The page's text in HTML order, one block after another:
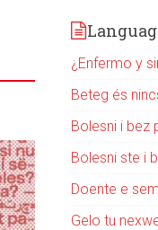
¿Enfermo y
Beteg és
Bolesni i bez
Bolesni ste i
Doente e
Gelo tu